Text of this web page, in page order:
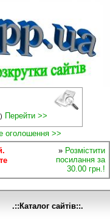
Перейти >>
оголошення >>
» Розмістити
посилання за
30.00 грн.!
.::Каталог сайтів::.